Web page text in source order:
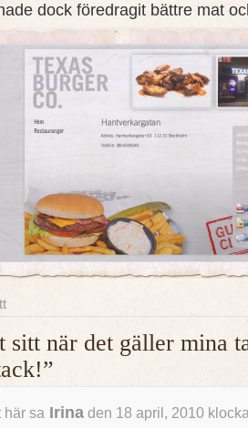
dock föredragit bättre mat
sitt när det gäller mina
här sa Irinaden 18 april, 2010